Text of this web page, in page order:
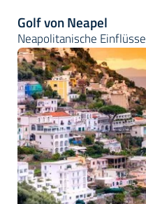
Golf von Neapel
Neapolitanische Einflüsse